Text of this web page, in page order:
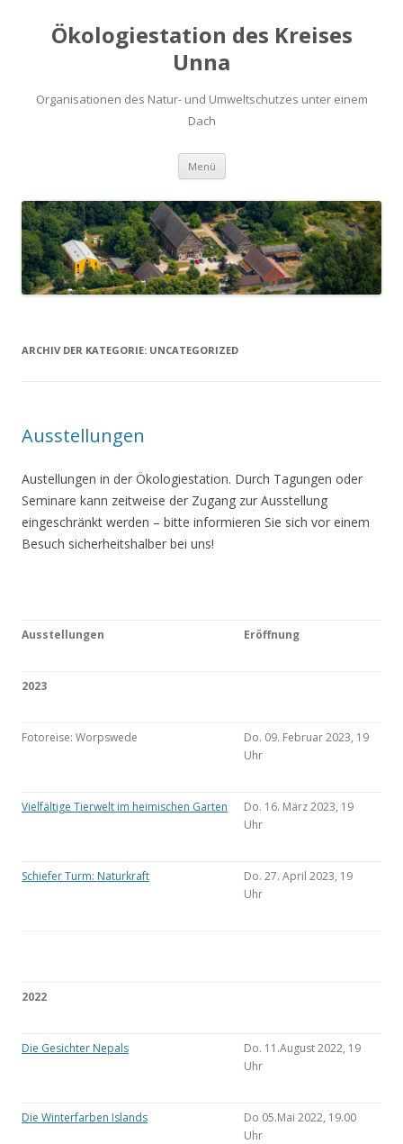
Ökologiestation des Kreises
Unna
Organisationen des Natur- und Umweltschutzes unter einem
Dach
Menü Zum
springen
ARCHIV DER KATEGORIE: UNCATEGORIZED
Ausstellungen
Austellungen in der Ökologiestation. Durch Tagungen oder
Seminare kann zeitweise der Zugang zur Ausstellung
eingeschränkt werden – bitte informieren Sie sich vor einem
Besuch sicherheitshalber bei uns!
Ausstellungen Eröffnung
2023
Fotoreise: Worpswede
Do. 09. Februar 2023, 19
Uhr
Vielfältige Tierwelt im heimischen Garten
Do. 16. März 2023, 19
Uhr
Schiefer Turm: Naturkraft
Do. 27. April 2023, 19
Uhr
2022
Die Gesichter Nepals
Do. 11.August 2022, 19
Uhr
Die Winterfarben Islands
Do 05.Mai 2022, 19.00
Uhr